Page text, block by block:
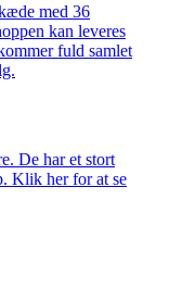
med 36
kan leveres
fuld samlet
De har et stort
Klik her for at se